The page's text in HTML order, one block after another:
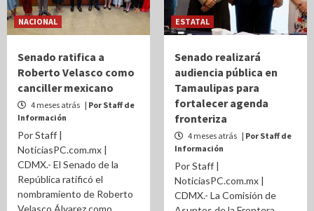
NACIONAL
Senado ratifica a
Roberto Velasco como
canciller mexicano
4 meses atrás | Por Staff de
Información
Por Staff |
NoticiasPC.com.mx |
CDMX.- El Senado de la
República ratificó el
nombramiento de Roberto
Velasco Álvarez como
ESTATAL
Senado realizará
audiencia pública en
Tamaulipas para
fortalecer agenda
fronteriza
4 meses atrás | Por Staff de
Información
Por Staff |
NoticiasPC.com.mx |
CDMX.- La Comisión de